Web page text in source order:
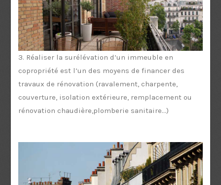
3. Réaliser la surélévation d’un immeuble en
copropriété est l’un des moyens de financer des
travaux de rénovation (ravalement, charpente,
couverture, isolation extérieure, remplacement ou
rénovation chaudière,plomberie sanitaire...)